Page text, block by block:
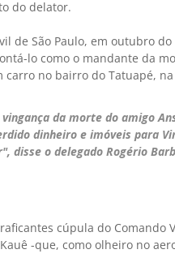
do delator.
de São Paulo, em outubro
lo como o mandante da
no bairro do Tatuapé, na
da morte do amigo
dinheiro e imóveis para
disse o delegado Rogério
cúpula do Comando
-que, como olheiro no